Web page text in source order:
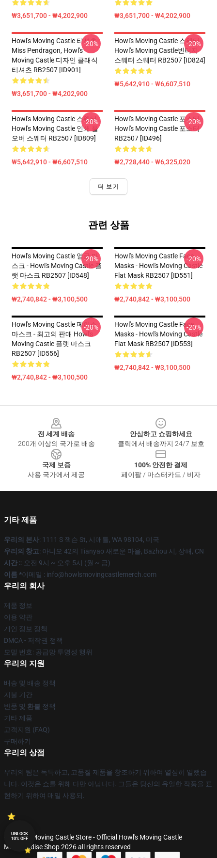
₩3,651,700 - ₩4,202,900 ₩3,651,700 - ₩4,202,900
Howl's Moving Castle 티셔츠 -
Miss Pendragon, Howl's
Moving Castle 디자인 클래식
티셔츠 RB2507 [ID901]
₩3,651,700 - ₩4,202,900
-20%
Howl's Moving Castle 스웨터 -
Howl's Moving Castle빈티지
스웨터 스웨터 RB2507 [ID824]
₩5,642,910 - ₩6,607,510
-20%
Howl's Moving Castle 스웨터 -
Howl's Moving Castle 인쇄 풀
오버 스웨터 RB2507 [ID809]
₩5,642,910 - ₩6,607,510
-20%
Howl's Moving Castle 포스터 -
Howl's Moving Castle 포스터
RB2507 [ID496]
₩2,728,440 - ₩6,325,020
-20%
더 보기
관련 상품
Howl's Moving Castle 얼굴 마
스크 - Howl's Moving Castle 플
랫 마스크 RB2507 [ID548]
₩2,740,842 - ₩3,100,500
-20%
Howl's Moving Castle Face
Masks - Howl's Moving Castle
Flat Mask RB2507 [ID551]
₩2,740,842 - ₩3,100,500
-20%
Howl's Moving Castle 페이스
마스크 - 최고의 판매 Howl's
Moving Castle 플랫 마스크
RB2507 [ID556]
₩2,740,842 - ₩3,100,500
-20%
Howl's Moving Castle Face
Masks - Howl's Moving Castle
Flat Mask RB2507 [ID553]
₩2,740,842 - ₩3,100,500
-20%
전 세계 배송
200개 이상의 국가로 배송
안심하고 쇼핑하세요
클릭에서 배송까지 24/7 보호
국제 보증
사용 국가에서 제공
100% 안전한 결제
페이팔 / 마스터카드 / 비자
기타 제품
우리의 본사: 1111 S 잭슨 St, 시애틀, WA 98104, 미국
우리의 창고: 아니오 42의 Tianyao 새로운 마을, Bazhou 시, 상해, CN
시간 :: 오전 9시 ~ 오후 5시 (월 ~ 금)
이름 *이메일 : info@howlsmovingcastlemerch.com
우리의 회사
제품 정보
이용 약관
개인 정보 정책
DMCA - 저작권 정책
모델 번호: 공급망 투명성 행위
우리의 지원
배송 및 배송 정책
지불 기간
반품 및 환불 정책
기타 제품
고객지원 (FAQ)
구매하기
우리의 상점
우리의 팀은 독특하고, 고품질 제품을 창조하기 위하여 열심히 일했습
니다. 이것은 쇼를 위해 다만 아닙니다. 그들은 당신의 유일한 작풍을 표
현하기 위하여 매일 사용되.
© Howl's Moving Castle Store - Official Howl's Moving Castle
Merchandise Shop 2026 all rights reserved
UNLOCK
10% OFF